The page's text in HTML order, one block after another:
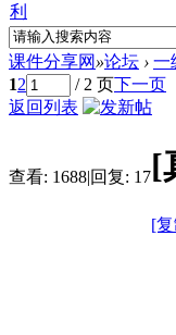
利
课件分享网 »论坛 › 一
12 / 2 页下一页
返回列表
查看: 1688|回复: 17[
[